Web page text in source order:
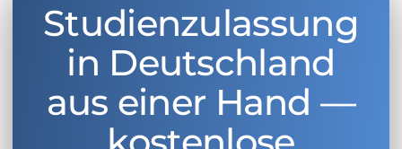
Studienzulassung
in Deutschland
aus einer Hand —